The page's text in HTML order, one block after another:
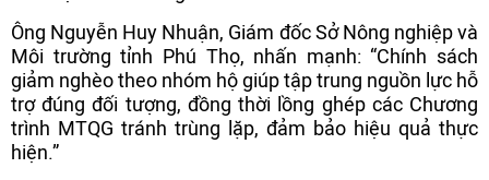
Ông Nguyễn Huy Nhuận, Giám đốc Sở Nông nghiệp và
Môi trường tỉnh Phú Thọ, nhấn mạnh: “Chính sách
giảm nghèo theo nhóm hộ giúp tập trung nguồn lực hỗ
trợ đúng đối tượng, đồng thời lồng ghép các Chương
trình MTQG tránh trùng lặp, đảm bảo hiệu quả thực
hiện.”